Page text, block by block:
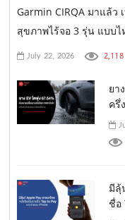
Garmin CIRQA มาแล้ว
สุขภาพไร้จอ 3 รุ่น แบบไ
July 22, 2026 2,118
ยา
ครึ่
มีลุ้
ชื่อ